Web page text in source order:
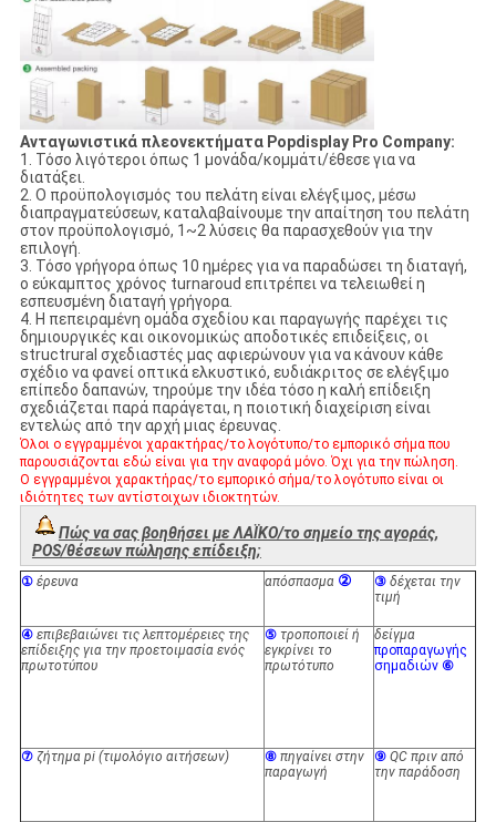
Ανταγωνιστικά πλεονεκτήματα Popdisplay Pro Company:
1. Τόσο λιγότεροι όπως 1 μονάδα/κομμάτι/έθεσε για να
διατάξει.
2. Ο προϋπολογισμός του πελάτη είναι ελέγξιμος, μέσω
διαπραγματεύσεων, καταλαβαίνουμε την απαίτηση του πελάτη
στον προϋπολογισμό, 1~2 λύσεις θα παρασχεθούν για την
επιλογή.
3. Τόσο γρήγορα όπως 10 ημέρες για να παραδώσει τη διαταγή,
ο εύκαμπτος χρόνος turnaroud επιτρέπει να τελειωθεί η
εσπευσμένη διαταγή γρήγορα.
4. Η πεπειραμένη ομάδα σχεδίου και παραγωγής παρέχει τις
δημιουργικές και οικονομικώς αποδοτικές επιδείξεις, οι
structrural σχεδιαστές μας αφιερώνουν για να κάνουν κάθε
σχέδιο να φανεί οπτικά ελκυστικό, ευδιάκριτος σε ελέγξιμο
επίπεδο δαπανών, τηρούμε την ιδέα τόσο η καλή επίδειξη
σχεδιάζεται παρά παράγεται, η ποιοτική διαχείριση είναι
εντελώς από την αρχή μιας έρευνας.
Όλοι ο εγγραμμένοι χαρακτήρας/το λογότυπο/το εμπορικό σήμα που
παρουσιάζονται εδώ είναι για την αναφορά μόνο. Όχι για την πώληση.
Ο εγγραμμένοι χαρακτήρας/το εμπορικό σήμα/το λογότυπο είναι οι
ιδιότητες των αντίστοιχων ιδιοκτητών.
Πώς να σας βοηθήσει με ΛΑΪΚΟ/το σημείο της αγοράς,
POS/θέσεων πώλησης επίδειξη;
① έρευνα απόσπασμα ② ③ δέχεται την
τιμή
④ επιβεβαιώνει τις λεπτομέρειες της
επίδειξης για την προετοιμασία ενός
πρωτοτύπου
⑤ τροποποιεί ή
εγκρίνει το
πρωτότυπο
δείγμα
προπαραγωγής
σημαδιών ⑥
⑦ ζήτημα pi (τιμολόγιο αιτήσεων) ⑧ πηγαίνει στην
παραγωγή
⑨ QC πριν από
την παράδοση